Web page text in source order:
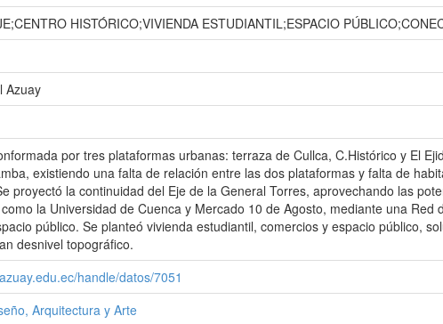
HISTÓRICO;VIVIENDA ESTUDIANTIL;ESPACIO
Azuay
por tres plataformas urbanas: terraza de Cullca, C.Histórico y El
existiendo una falta de relación entre las dos plataformas y falta de
proyectó la continuidad del Eje de la General Torres, aprovechando las
la Universidad de Cuenca y Mercado 10 de Agosto, mediante una
público. Se planteó vivienda estudiantil, comercios y espacio público,
desnivel topográfico.
handle/datos/7051
Arquitectura y Arte